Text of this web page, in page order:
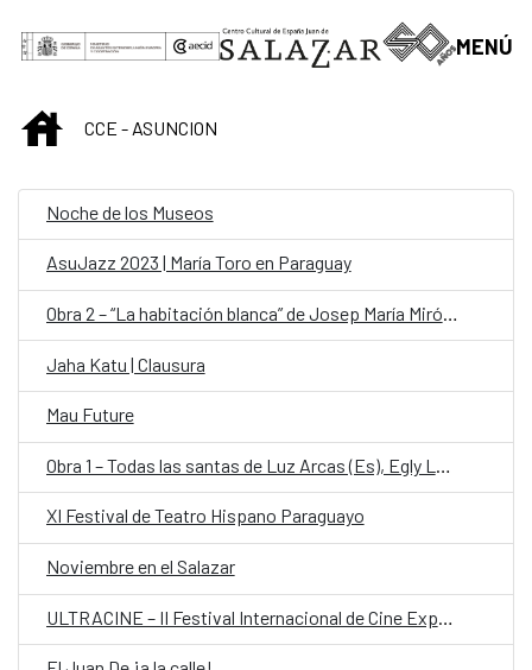
Saltar al contenido principal
MENÚ
INICIOCCE - ASUNCION
Noche de los Museos
AsuJazz 2023 | María Toro en Paraguay
Obra 2 – “La habitación blanca” de Josep María Miró (Es)
Jaha Katu | Clausura
Mau Future
Obra 1 – Todas las santas de Luz Arcas (Es), Egly Larreynaga (Salvador) y Alicia Chong (Salvador)
XI Festival de Teatro Hispano Paraguayo
Noviembre en el Salazar